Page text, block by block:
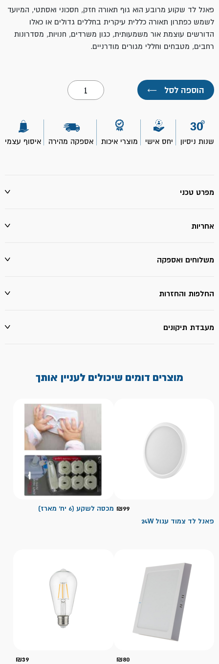
פאנל לד שקוע מרובע הוא גוף תאורה חזק, חסכוני ואסתטי, המיועד
לשמש כפתרון תאורה כללית עיקרית בחללים גדולים או כאלו
הדורשים עוצמת אור משמעותית, כגון משרדים, חנויות, מסדרונות
רחבים, מטבחים וחללי מגורים מודרניים.
הוספה לסל ←
כמות
של
פאנל
שקוע
שנות ניסיון יחס אישי מוצרי איכות אספקה מהירה איסוף עצמי
מפרט טכני
אחריות
משלוחים ואספקה
החלפות והחזרות
מעבדת תיקונים
מוצרים דומים שיכולים לעניין אותך
₪99
פאנל לד צמוד עגול 24W
מכסה לשקע (6 יח' מארז)
₪80
₪39